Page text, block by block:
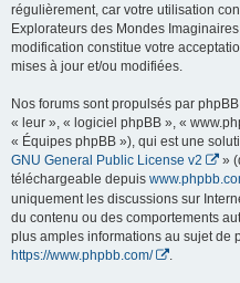
régulièrement, car votre utilisation
Explorateurs des Mondes
modification constitue votre
mises à jour et/ou modifiées.
Nos forums sont propulsés par
« leur », « logiciel phpBB », «
« Équipes phpBB »), qui est une
GNU General Public License v2
»
téléchargeable depuis
uniquement les discussions sur
du contenu ou des comportements
plus amples informations au sujet de
https://www.phpbb.com/